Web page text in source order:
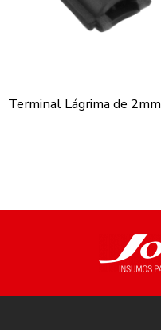
Terminal Lágrima de 2mm